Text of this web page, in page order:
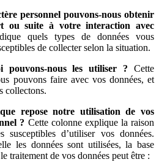
personnel pouvons-nous obtenir
ou suite à votre interaction avec
quels types de données vous
de collecter selon la situation.
pouvons-nous les utiliser ? Cette
pouvons faire avec vos données, et
collectons.
repose notre utilisation de vos
? Cette colonne explique la raison
susceptibles d’utiliser vos données.
les données sont utilisées, la base
traitement de vos données peut être :